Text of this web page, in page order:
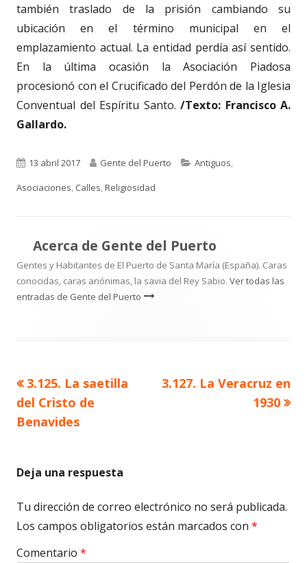
también traslado de la prisión cambiando su
ubicación en el término municipal en el
emplazamiento actual. La entidad perdía así sentido.
En la última ocasión la Asociación Piadosa
procesionó con el Crucificado del Perdón de la Iglesia
Conventual del Espíritu Santo. /Texto: Francisco A.
Gallardo.
Publicado
el
13 abril 2017 Autor
Gente del Puerto Categorías
Antiguos,
Asociaciones, Calles,Religiosidad
Acerca de Gente del Puerto
Gentes y Habitantes de El Puerto de Santa María (España). Caras
conocidas, caras anónimas, la savia del Rey Sabio. Ver todas las
entradas de Gente del Puerto
Navegación
de
Artículo
anterior
3.125. La saetilla
del Cristo de
Benavides
Artículo
3.127. La Veracruz en
1930
Deja una respuesta
Tu dirección de correo electrónico no será publicada.
Los campos obligatorios están marcados con *
Comentario *